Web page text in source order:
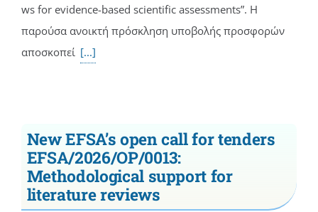
ws for evidence-based scientific assessments”. Η
παρούσα ανοικτή πρόσκληση υποβολής προσφορών
αποσκοπεί [...]
New EFSA’s open call for tenders
EFSA/2026/OP/0013:
Methodological support for
literature reviews